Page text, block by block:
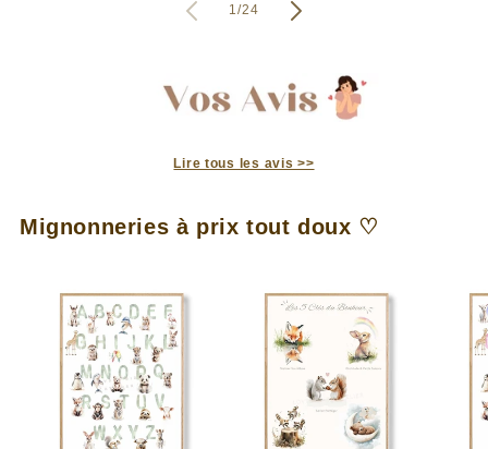
1/de
24
Lire tous les avis >>
Mignonneries à prix tout doux ♡